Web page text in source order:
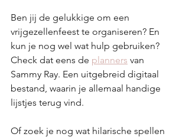
Ben jij de gelukkige om een
vrijgezellenfeest te organiseren? En
kun je nog wel wat hulp gebruiken?
Check dat eens de planners van
Sammy Ray. Een uitgebreid digitaal
bestand, waarin je allemaal handige
lijstjes terug vind.
Of zoek je nog wat hilarische spellen